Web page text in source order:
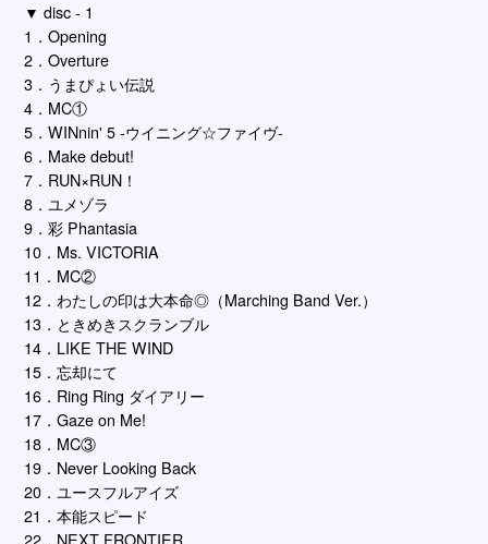
▼ disc - 1
1．Opening
2．Overture
3．うまぴょい伝説
4．MC①
5．WINnin' 5 -ウイニング☆ファイヴ-
6．Make debut!
7．RUN×RUN！
8．ユメゾラ
9．彩 Phantasia
10．Ms. VICTORIA
11．MC②
12．わたしの印は大本命◎（Marching Band Ver.）
13．ときめきスクランブル
14．LIKE THE WIND
15．忘却にて
16．Ring Ring ダイアリー
17．Gaze on Me!
18．MC③
19．Never Looking Back
20．ユースフルアイズ
21．本能スピード